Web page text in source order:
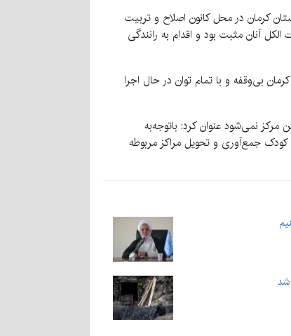
استان کرمان روز شنبه ۱۰ آذر در نشست شورای قضایی استان کرمان در محل کانون اصلاح و تربیت
هزار و یکشب، ویلا و بلوار حمزه (شهر کرمان) در یک ماه گذشته تعداد ۳۰ نفر که تست الکل آنان مثبت بود و اقدام به رانندگی
بی‌وقفه و با تمام توان در حال اجرا
نمی‌شود عنوان کرد: باتوجه‌به
فرارسیدن ایام سرد سال، شهرداری را مکلف کردیم با همکاری کلانتری محل، نسبت به جمع‌آوری کودکان خیابانی اقدام کند که تاکنون ۱۸ کودک جمع‌آوری و تحویل مراکز مربوطه
شد